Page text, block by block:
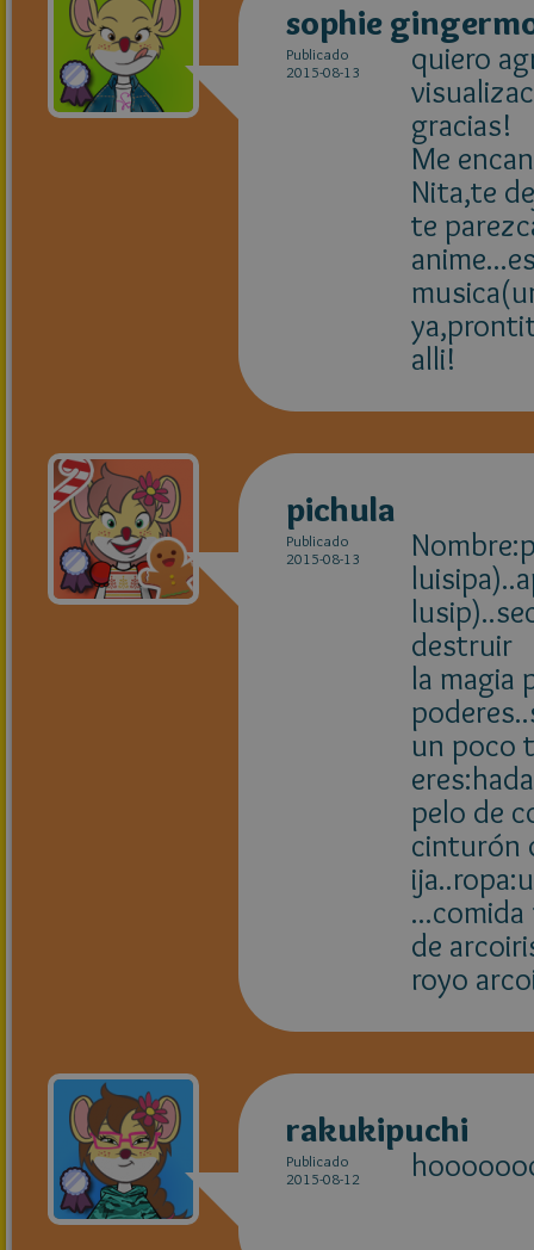
sophie
Publicado
2015-08-13
quiero
gracias!
Me
Nita,te
te
alli!
pichula
Publicado
2015-08-13
destruir
la magia
un poco
pelo de
cinturón
de
royo
rakukipuchi
Publicado
2015-08-12